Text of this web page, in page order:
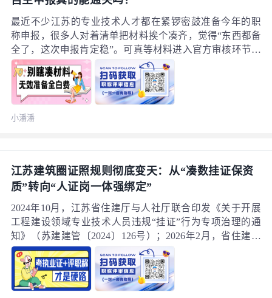
最近不少江苏的专业技术人才都在紧锣密鼓准备今年的职
称申报，很多人对着清单把材料挨个凑齐，觉得“东西都备
全了，这次申报肯定稳”。可真等材料进入官方审核环节才
反应过来——现在的退回通知早就不是过去一句笼统的“材
料不符合要求”，而是一份写满整改方向的几千字清单。以
前顶多退回一两条意见补完就能过审，现在一退就是十几
条甚至二十几条，不少人第一遍看完摸不着头脑，第二遍
捋完才发现：自己之前花了大半个月准备的大部分材料，
小潘潘
江苏建筑圈证照规则彻底变天：从“凑数挂证保资
质”转向“人证岗一体强绑定”
2024年10月，江苏省住建厅与人社厅联合印发《关于开展
工程建设领域专业技术人员违规“挂证”行为专项治理的通
知》（苏建建管〔2024〕126号）；2026年2月，省住建厅
再出台《关于进一步加强全省建设工程项目信息管理的通
知》（苏建规字〔2026〕13号）。两份地方核心文件叠加
住建部建市规〔2026〕2号在江苏落地执行，直接把江苏建
筑企业的用证逻辑、持证工程人的职业生存规则彻底改